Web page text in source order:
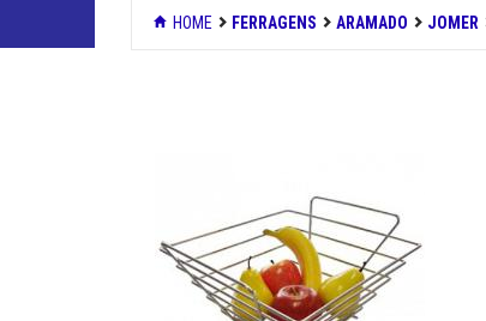
HOME FERRAGENS ARAMADO JOMER